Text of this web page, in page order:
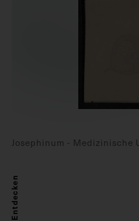
Josephinum - Medizinische
Entdecken